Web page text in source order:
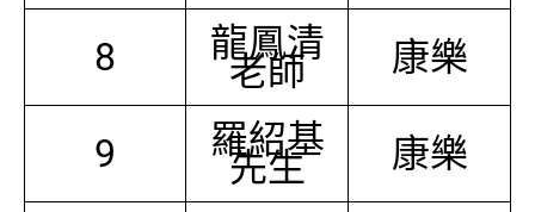
8 龍鳳清
老師 康樂
9 羅紹基
先生 康樂